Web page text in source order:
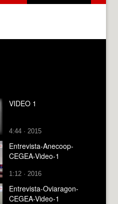
VIDEO 1
4:44 · 2015
Entrevista-Anecoop-
CEGEA-Video-1
1:12 · 2016
Entrevista-Oviaragon-
CEGEA-Video-1